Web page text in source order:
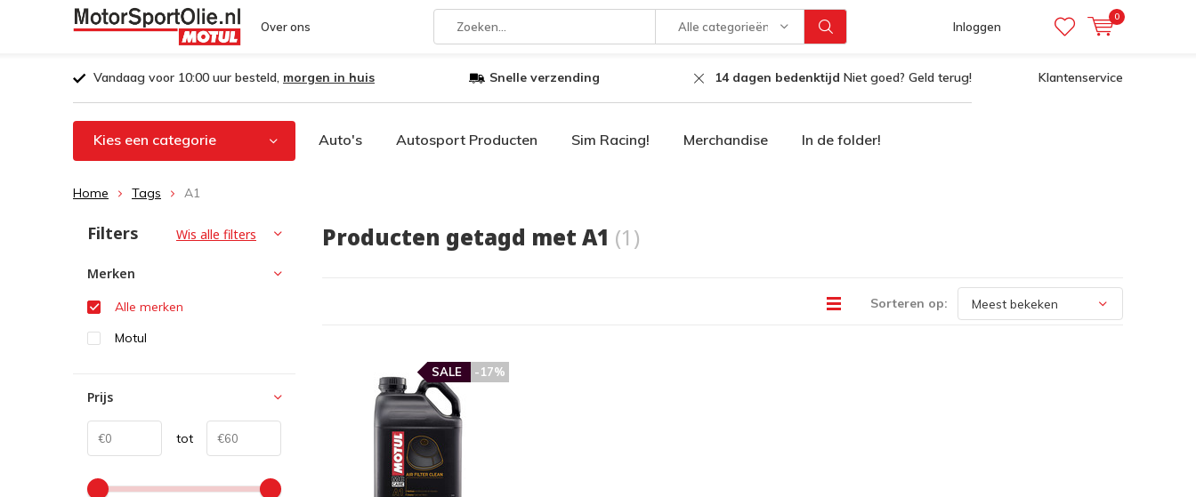
Over ons Alle categorieën Inloggen
0
Vandaag voor 10:00 uur besteld, morgen in huis Snelle verzending 14 dagen bedenktijd Niet goed? Geld terug! Klantenservice
Kies een categorie Auto's Autosport Producten Sim Racing! Merchandise In de folder!
Home Tags A1
Producten getagd met A1 (1)
Sorteren op:
-17%
SALE
Filters Wis alle filters
Merken
Alle merken
Motul
Prijs
tot